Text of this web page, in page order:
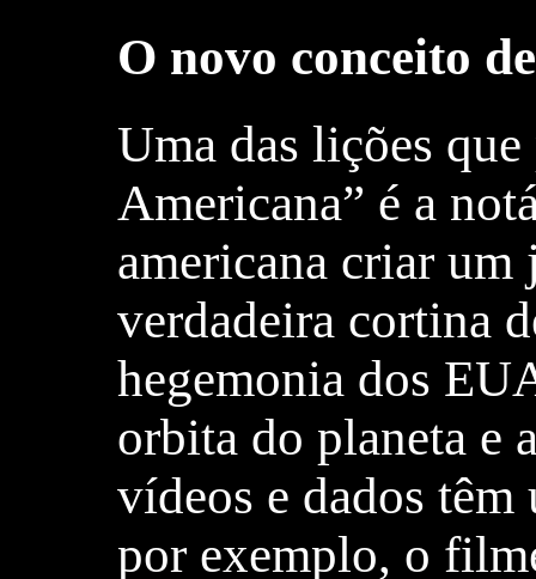
O novo conceito
Uma das lições
Americana” é a
americana criar
verdadeira cortina
hegemonia dos
orbita do planeta e
vídeos e dados
por exemplo, o